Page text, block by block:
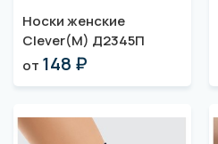
Носки женские
Clever(M) Д2345П
от 148 ₽